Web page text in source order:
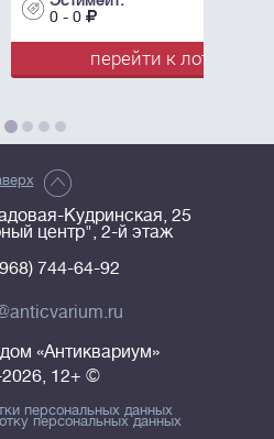
к лоту
Кудринская, 25
центр", 2-й этаж
744-64-92
«Антиквариум»
12+ ©
персональных данных
персональных данных